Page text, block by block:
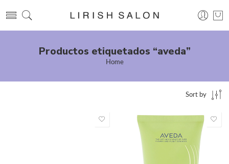
Productos etiquetados “aveda”
Home
Sort by